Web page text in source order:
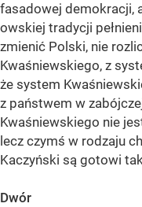
fasadowej demokracji,
owskiej tradycji
zmienić Polski, nie
Kwaśniewskiego, z
że system
z państwem w
Kwaśniewskiego nie
lecz czymś w rodzaju
Kaczyński są gotowi
Dwór